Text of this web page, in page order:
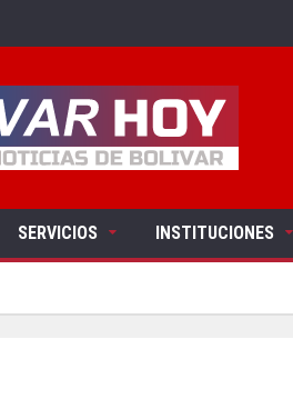
SERVICIOS INSTITUCIONES